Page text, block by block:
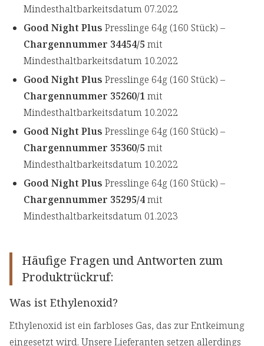
Mindesthaltbarkeitsdatum 07.2022
Good Night Plus Presslinge 64g (160 Stück) –
Chargennummer 34454/5 mit
Mindesthaltbarkeitsdatum 10.2022
Good Night Plus Presslinge 64g (160 Stück) –
Chargennummer 35260/1mit
Mindesthaltbarkeitsdatum 10.2022
Good Night Plus Presslinge 64g (160 Stück) –
Chargennummer 35360/5 mit
Mindesthaltbarkeitsdatum 10.2022
Good Night Plus Presslinge 64g (160 Stück) –
Chargennummer 35295/4mit
Mindesthaltbarkeitsdatum 01.2023
Häufige Fragen und Antworten zum
Produktrückruf:
Was ist Ethylenoxid?
Ethylenoxid ist ein farbloses Gas, das zur Entkeimung
eingesetzt wird. Unsere Lieferanten setzen allerdings